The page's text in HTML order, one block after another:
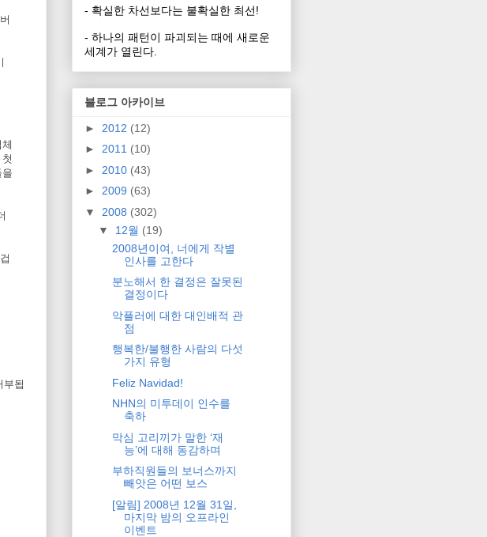
부됩
- 확실한 차선보다는 불확실한 최선!
- 하나의 패턴이 파괴되는 때에 새로운
세계가 열린다.
블로그 아카이브
► 2012 (12)
► 2011 (10)
► 2010 (43)
► 2009 (63)
▼ 2008 (302)
▼ 12월 (19)
2008년이여, 너에게 작별
인사를 고한다
분노해서 한 결정은 잘못된
결정이다
악플러에 대한 대인배적 관
점
행복한/불행한 사람의 다섯
가지 유형
Feliz Navidad!
NHN의 미투데이 인수를
축하
막심 고리끼가 말한 ‘재
능’에 대해 동감하며
부하직원들의 보너스까지
빼앗은 어떤 보스
[알림] 2008년 12월 31일,
마지막 밤의 오프라인
이벤트